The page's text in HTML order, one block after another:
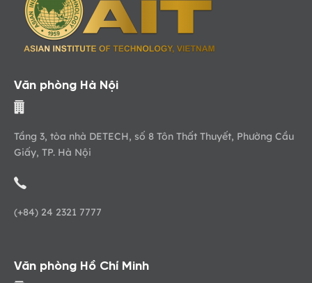
Văn phòng Hà Nội
Tầng 3, tòa nhà DETECH, số 8 Tôn Thất Thuyết, Phường Cầu
Giấy, TP. Hà Nội
(+84) 24 2321 7777
Văn phòng Hồ Chí Minh